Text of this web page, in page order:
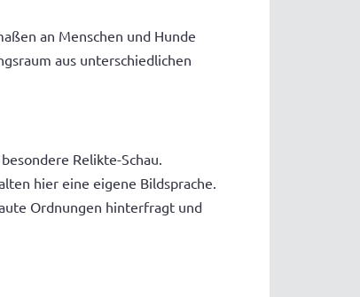
an Menschen und Hunde
aus unterschiedlichen
Relikte-Schau.
hier eine eigene Bildsprache.
Ordnungen hinterfragt und